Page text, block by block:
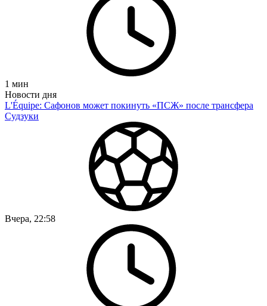
1 мин
Новости дня
L'Équipe: Сафонов может покинуть «ПСЖ» после трансфера
Судзуки
Вчера, 22:58